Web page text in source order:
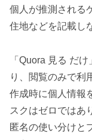
個人が推測される
住地などを記載し
「Quora 見る だ
り、閲覧のみで利
作成時に個人情報
スクはゼロではあ
匿名の使い分けと